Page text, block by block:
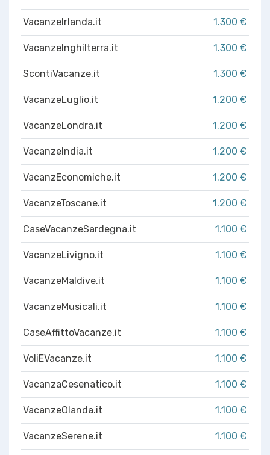
VacanzeIrlanda.it 1.300 €
VacanzeInghilterra.it 1.300 €
ScontiVacanze.it 1.300 €
VacanzeLuglio.it 1.200 €
VacanzeLondra.it 1.200 €
VacanzeIndia.it 1.200 €
VacanzEconomiche.it 1.200 €
VacanzeToscane.it 1.200 €
CaseVacanzeSardegna.it 1.100 €
VacanzeLivigno.it 1.100 €
VacanzeMaldive.it 1.100 €
VacanzeMusicali.it 1.100 €
CaseAffittoVacanze.it 1.100 €
VoliEVacanze.it 1.100 €
VacanzaCesenatico.it 1.100 €
VacanzeOlanda.it 1.100 €
VacanzeSerene.it 1.100 €